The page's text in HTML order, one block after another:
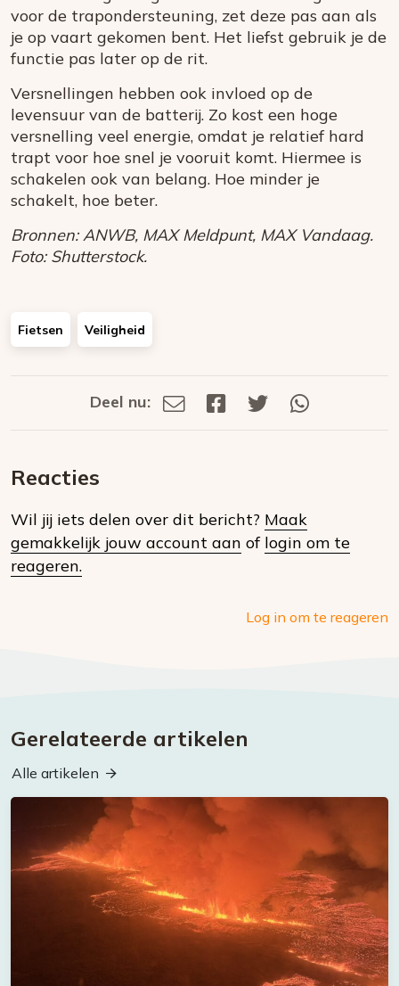
voor de trapondersteuning, zet deze pas aan als
je op vaart gekomen bent. Het liefst gebruik je de
functie pas later op de rit.
Versnellingen hebben ook invloed op de
levensuur van de batterij. Zo kost een hoge
versnelling veel energie, omdat je relatief hard
trapt voor hoe snel je vooruit komt. Hiermee is
schakelen ook van belang. Hoe minder je
schakelt, hoe beter.
Bronnen: ANWB, MAX Meldpunt, MAX Vandaag.
Foto: Shutterstock.
Fietsen Veiligheid
Deel
social
Deel nu:
Deel
Deel
Deel
Reacties
Wil jij iets delen over dit bericht? Maak
gemakkelijk jouw account aan of login om te
reageren.
Log in om te reageren
Gerelateerde artikelen
Alle artikelen